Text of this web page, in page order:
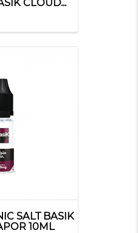
SALT BASIK
10ML